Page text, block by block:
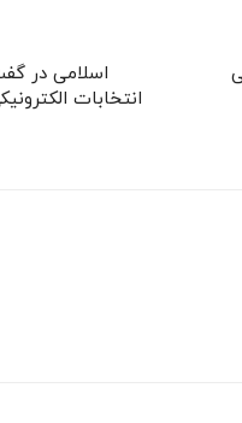
اسلامی در
انتخابات